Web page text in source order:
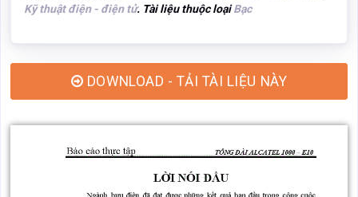
Kỹ thuật điện - điện tử. Tài liệu thuộc loạiBạc
DOWNLOAD - TẢI TÀI LIỆU NÀY